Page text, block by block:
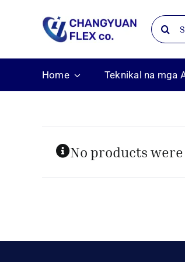
content
for:
Home Teknikal na mga
No products